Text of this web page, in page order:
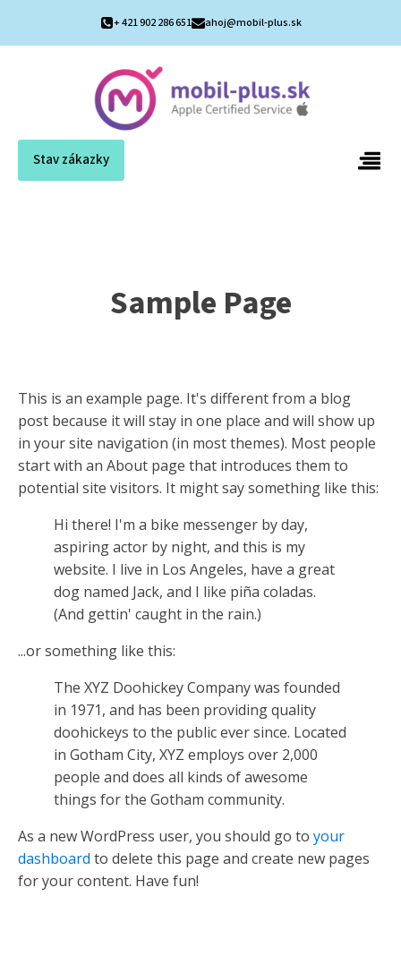
+ 421 902 286 651 ahoj@mobil-plus.sk
Stav zákazky
Sample Page
This is an example page. It's different from a blog
post because it will stay in one place and will show up
in your site navigation (in most themes). Most people
start with an About page that introduces them to
potential site visitors. It might say something like this:
Hi there! I'm a bike messenger by day,
aspiring actor by night, and this is my
website. I live in Los Angeles, have a great
dog named Jack, and I like piña coladas.
(And gettin' caught in the rain.)
...or something like this:
The XYZ Doohickey Company was founded
in 1971, and has been providing quality
doohickeys to the public ever since. Located
in Gotham City, XYZ employs over 2,000
people and does all kinds of awesome
things for the Gotham community.
As a new WordPress user, you should go to your
dashboard to delete this page and create new pages
for your content. Have fun!